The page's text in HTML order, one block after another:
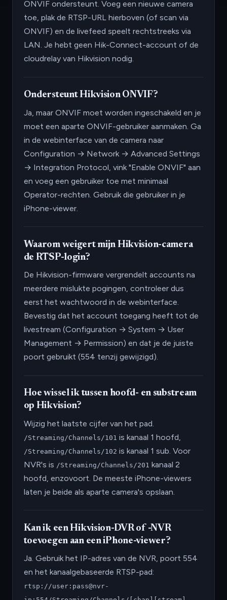
ONVIF ondersteunt. Voeg een nieuwe camera
toe, plak de RTSP-URL hierboven (of scan via
ONVIF) en de livefeed speelt rechtstreeks via
LAN. Je hebt geen Hik-Connect-account of de
cloudrelay van Hikvision nodig.
Ondersteunt Hikvision ONVIF?
Ja, maar ONVIF moet worden ingeschakeld en je
moet een aparte ONVIF-gebruiker aanmaken. Ga
in de webinterface van de camera naar
Configuration → Network → Advanced Settings
→ Integration Protocol, vink "Enable ONVIF" aan
en voeg een gebruiker toe met minimaal
Operator-rechten. Gebruik die gebruiker in je
iPhone-viewer.
Waarom weigert mijn Hikvision-camera
de RTSP-login?
De Hikvision-firmware vergrendelt accounts na
meerdere mislukte pogingen, controleer dus
eerst het wachtwoord in de webinterface.
Bevestig dat het account toegang heeft tot de
livestream (Configuration → System → User
Management → Permission) en dat je de juiste
poort gebruikt (554 tenzij gewijzigd).
Hoe wissel ik tussen hoofd- en substream
op Hikvision?
Wijzig het laatste cijfer van het pad.
/Streaming/Channels/101 is kanaal 1 hoofd,
/Streaming/Channels/102 is kanaal 1 sub. Voor
NVR's is /Streaming/Channels/201 kanaal 2
hoofd, enzovoort. De meeste iPhone-viewers
laten je beide als aparte camera's opslaan.
Kan ik een Hikvision-DVR of -NVR
toevoegen aan een iPhone-viewer?
Ja. Gebruik het IP-adres van de NVR, poort 554
en het kanaalgebaseerde RTSP-pad:
rtsp://user:pass@nvr-